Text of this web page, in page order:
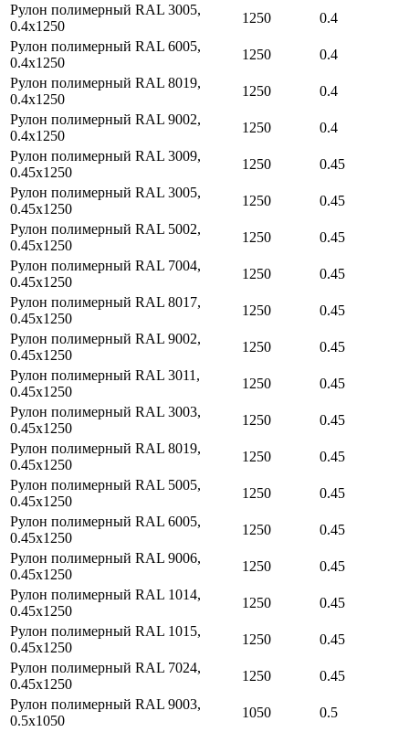
Рулон полимерный RAL 3005,
0.4х1250
1250
0.4
Рулон полимерный RAL 6005,
0.4х1250
1250
0.4
Рулон полимерный RAL 8019,
0.4х1250
1250
0.4
Рулон полимерный RAL 9002,
0.4х1250
1250
0.4
Рулон полимерный RAL 3009,
0.45х1250
1250
0.45
Рулон полимерный RAL 3005,
0.45х1250
1250
0.45
Рулон полимерный RAL 5002,
0.45х1250
1250
0.45
Рулон полимерный RAL 7004,
0.45х1250
1250
0.45
Рулон полимерный RAL 8017,
0.45х1250
1250
0.45
Рулон полимерный RAL 9002,
0.45х1250
1250
0.45
Рулон полимерный RAL 3011,
0.45х1250
1250
0.45
Рулон полимерный RAL 3003,
0.45х1250
1250
0.45
Рулон полимерный RAL 8019,
0.45х1250
1250
0.45
Рулон полимерный RAL 5005,
0.45х1250
1250
0.45
Рулон полимерный RAL 6005,
0.45х1250
1250
0.45
Рулон полимерный RAL 9006,
0.45х1250
1250
0.45
Рулон полимерный RAL 1014,
0.45х1250
1250
0.45
Рулон полимерный RAL 1015,
0.45х1250
1250
0.45
Рулон полимерный RAL 7024,
0.45х1250
1250
0.45
Рулон полимерный RAL 9003,
0.5х1050
1050
0.5